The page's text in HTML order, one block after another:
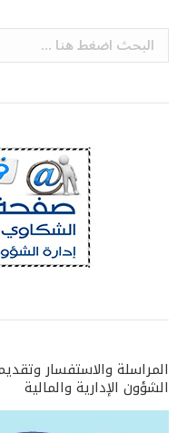
Search:
المراسلة والاستفسار
الشؤون الإدارية والمالية